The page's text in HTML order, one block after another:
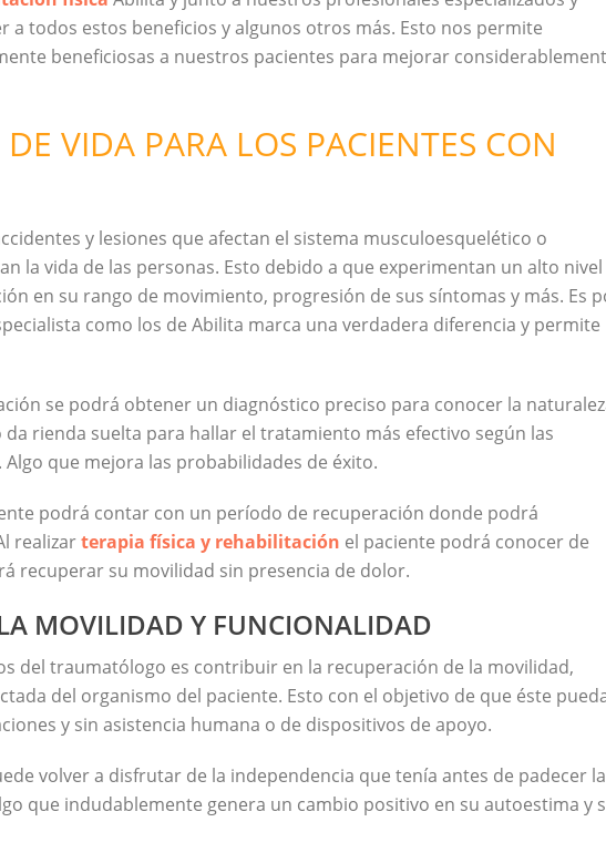
a todos estos beneficios y algunos otros más. Esto nos permite
beneficiosas a nuestros pacientes para mejorar
VIDA PARA LOS PACIENTES CON
y lesiones que afectan el sistema musculoesquelético o
la vida de las personas. Esto debido a que experimentan un alto nivel
en su rango de movimiento, progresión de sus síntomas y más. Es
como los de Abilita marca una verdadera diferencia y permite
se podrá obtener un diagnóstico preciso para conocer la
rienda suelta para hallar el tratamiento más efectivo según las
Algo que mejora las probabilidades de éxito.
podrá contar con un período de recuperación donde podrá
realizarterapia física y rehabilitación el paciente podrá conocer de
recuperar su movilidad sin presencia de dolor.
MOVILIDAD Y FUNCIONALIDAD
del traumatólogo es contribuir en la recuperación de la movilidad,
del organismo del paciente. Esto con el objetivo de que éste
y sin asistencia humana o de dispositivos de apoyo.
volver a disfrutar de la independencia que tenía antes de padecer la
que indudablemente genera un cambio positivo en su autoestima y